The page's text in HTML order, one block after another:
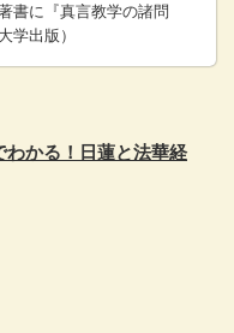
書に『真言教学の諸問
学出版）
わかる！日蓮と法華経